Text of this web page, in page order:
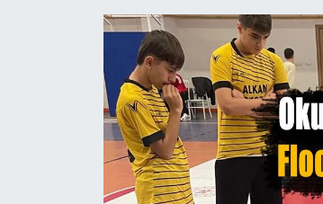
Siyaset
Yaşam